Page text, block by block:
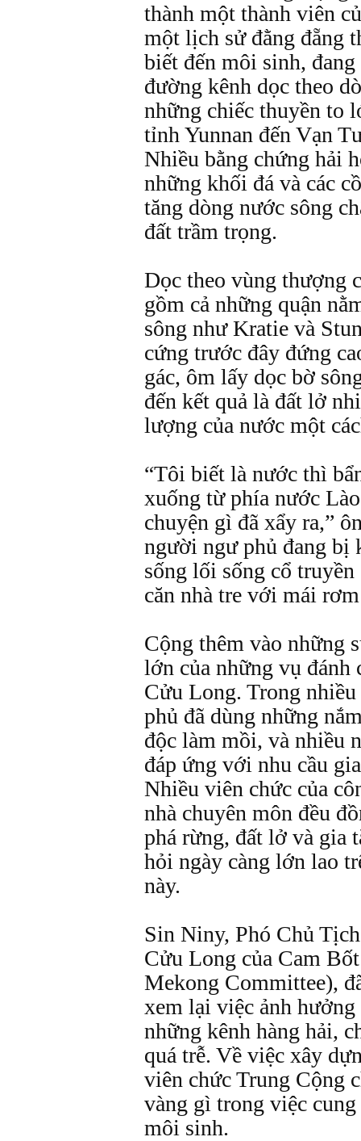
thành một thành viên
một lịch sử đằng đẵng
biết đến môi sinh,
đường kênh dọc theo
những chiếc thuyền to
tỉnh Yunnan đến Vạn
Nhiều bằng chứng hải
những khối đá và các
tăng dòng nước sông
đất trầm trọng.
Dọc theo vùng thượng
gồm cả những quận
sông như Kratie và
cứng trước đây đứng
gác, ôm lấy dọc bờ
đến kết quả là đất lở
lượng của nước một
“Tôi biết là nước thì
xuống từ phía nước
chuyện gì đã xẩy ra,”
người ngư phủ đang bị
sống lối sống cổ
căn nhà tre với mái
Cộng thêm vào những
lớn của những vụ đánh
Cửu Long. Trong
phủ đã dùng những
độc làm mồi, và nhiều
đáp ứng với nhu cầu
Nhiều viên chức của
nhà chuyên môn đều
phá rừng, đất lở và gia
hỏi ngày càng lớn lao
này.
Sin Niny, Phó Chủ
Cửu Long của Cam
Mekong Committee),
xem lại việc ảnh
những kênh hàng hải,
quá trễ. Về việc xây
viên chức Trung Cộng
vàng gì trong việc
môi sinh.